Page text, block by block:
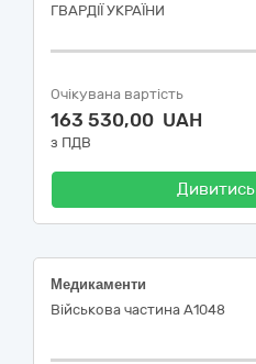
ГВАРДІЇ УКРАЇНИ
Очікувана вартість
163 530,00 UAH
з ПДВ
Дивитись
Медикаменти
Військова частина А1048